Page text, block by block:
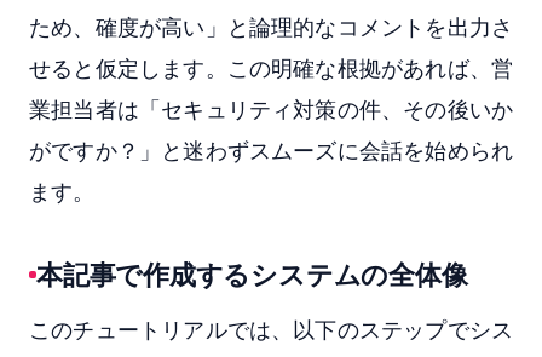
ため、確度が高い」と論理的なコメントを出力さ
せると仮定します。この明確な根拠があれば、営
業担当者は「セキュリティ対策の件、その後いか
がですか？」と迷わずスムーズに会話を始められ
ます。
本記事で作成するシステムの全体像
このチュートリアルでは、以下のステップでシス